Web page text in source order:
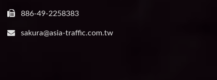
886-49-2258383
sakura@asia-traffic.com.tw